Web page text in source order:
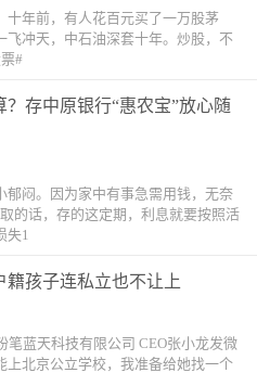
十年前，有人花百元买了一万股茅
冲天，中石油深套十年。炒股，不
#
存中原银行“惠农宝”放心随
闷。因为家中有事急需用钱，无奈
的话，存的这定期，利息就要按照活
失1
籍孩子连私立也不让上
笔蓝天科技有限公司 CEO张小龙发微
北京公立学校，我准备给她找一个